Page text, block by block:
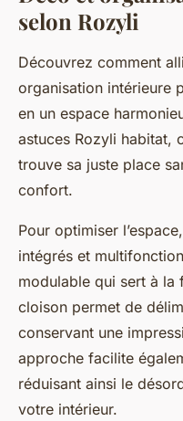
selon Rozyli
Découvrez comment
organisation intérieure
en un espace
astuces Rozyli habitat,
trouve sa juste place
confort.
Pour optimiser
intégrés et
modulable qui sert à
cloison permet de
conservant une
approche facilite
réduisant ainsi le
votre intérieur.